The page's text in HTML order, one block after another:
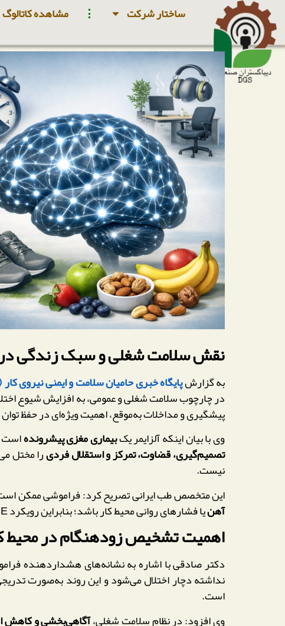
ساختار شرکت مشاهده کاتالوگ
نقش سلامت شغلی و سبک زندگی در
به گزارشپایگاه خبری حامیان سلامت و ایمنی نیروی کار (HSE)
در چارچوب سلامت شغلی و عمومی، به افزایش شیوع
پیشگیری و مداخلات به‌موقع، اهمیت ویژه‌ای در حفظ
وی با بیان اینکه آلزایمر یکبیماری مغزی پیشروندهاست که عمدتاً
تصمیم‌گیری، قضاوت، تمرکز و استقلال فردیرا مختل
نیست.
این متخصص طب ایرانی تصریح کرد: فراموشی ممکن است
آهنیا فشارهای روانی محیط کار باشد؛ بنابراین رویکرد HSE ایجاب می‌کند که پیش از برچسب‌زنی بیماری، بررسی‌های علمی و پزشکی دقیق انجام شود.
اهمیت تشخیص زودهنگام در محیط
دکتر صادقی با اشاره به نشانه‌های هشداردهنده
نداشته دچار اختلال می‌شود و این روند به‌صورت
است.
وی افزود: در نظام سلامت شغلی،آگاهی‌بخشی و کاهش